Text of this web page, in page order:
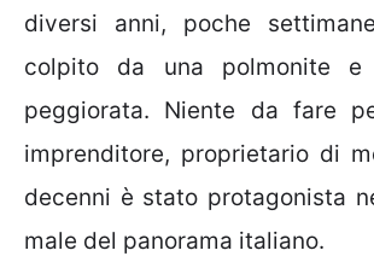
diversi anni, poche
colpito da una polmonite
peggiorata. Niente da fare
imprenditore, proprietario di
decenni è stato protagonista
male del panorama italiano.